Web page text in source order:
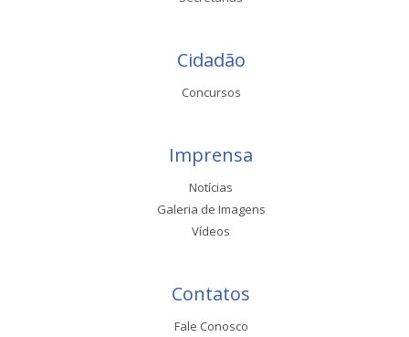
Cidadão
Concursos
Imprensa
Notícias
Galeria de Imagens
Vídeos
Contatos
Fale Conosco